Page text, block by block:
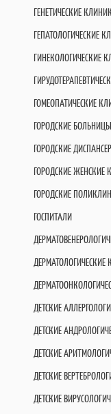
ГЕНЕТИЧЕСКИЕ
ГЕПАТОЛОГИЧЕСКИЕ
ГИНЕКОЛОГИЧЕСКИЕ
ГОМЕОПАТИЧЕСКИЕ
ГОРОДСКИЕ БОЛЬНИЦЫ
ГОРОДСКИЕ
ГОРОДСКИЕ ЖЕНСКИЕ
ГОРОДСКИЕ
ГОСПИТАЛИ
ДЕРМАТОЛОГИЧЕСКИЕ
ДЕТСКИЕ
ДЕТСКИЕ
ДЕТСКИЕ
ДЕТСКИЕ
ДЕТСКИЕ